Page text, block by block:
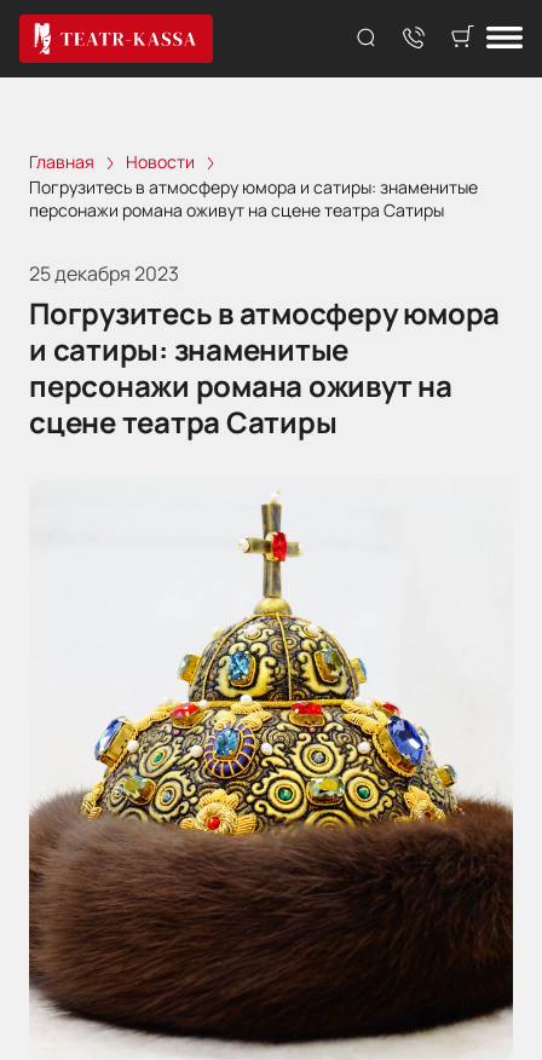
Главная
Новости
Погрузитесь в атмосферу юмора и сатиры: знаменитые
персонажи романа оживут на сцене театра Сатиры
25 декабря 2023
Погрузитесь в атмосферу юмора
и сатиры: знаменитые
персонажи романа оживут на
сцене театра Сатиры